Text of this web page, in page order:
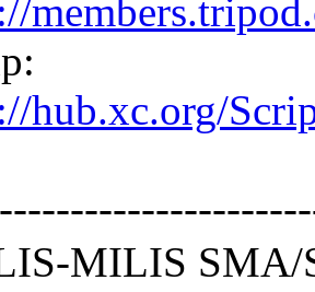
hub.xc.org/
MILIS SMA/